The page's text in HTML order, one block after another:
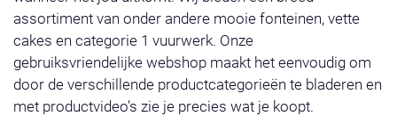
assortiment van onder andere mooie fonteinen, vette
cakes en categorie 1 vuurwerk. Onze
gebruiksvriendelijke webshop maakt het eenvoudig om
door de verschillende productcategorieën te bladeren en
met productvideo’s zie je precies wat je koopt.